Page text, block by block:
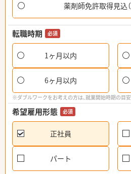
薬剤師免許取得見込
転職時期 必須
1ヶ月以内
6ヶ月以内
※ダブルワークをお考えの方は、就業開始時期の目
希望雇用形態 必須
正社員
パート